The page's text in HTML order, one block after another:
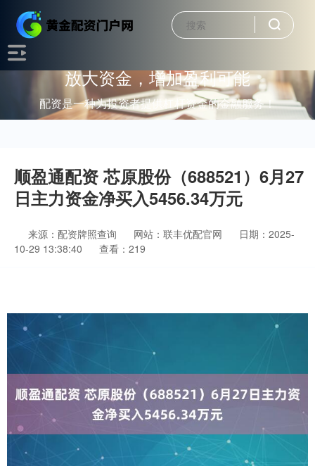
放大资金，增加盈利可能
配资是一种为投资者提供杠杆资金的金融服务！
顺盈通配资 芯原股份（688521）6月27
日主力资金净买入5456.34万元
来源：配资牌照查询 网站：联丰优配官网
日期：2025-
10-29 13:38:40
查看：219